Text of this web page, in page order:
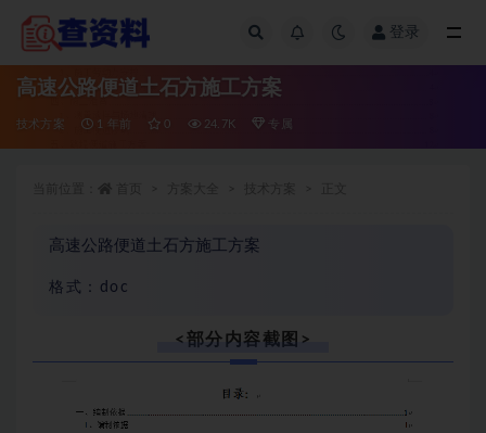
登录
高速公路便道土石方施工方案
技术方案 1 年前 0 24.7K 专属
高速公路便道土石方施工方案
格式：doc
<部分内容截图>